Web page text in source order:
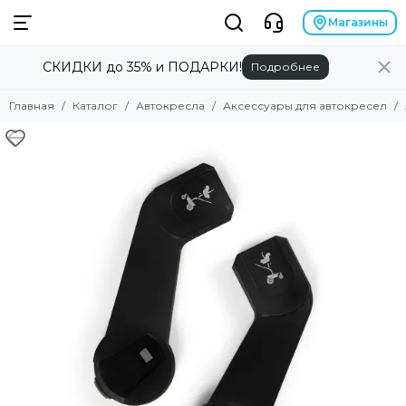
Смотреть все товары
Группа 0-1-2 (0-25 кг)
Группа 1-2-3 (9-36 кг)
Группа 2-3 (15-36 кг)
Базы для автокресел
Аксессуары для автокресел
Магазины
СКИДКИ до 35% и ПОДАРКИ! Подробнее
Главная Каталог Автокресла Аксессуары для автокресел